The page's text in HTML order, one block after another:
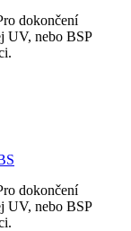
dokončení
UV, nebo BSP
dokončení
UV, nebo BSP